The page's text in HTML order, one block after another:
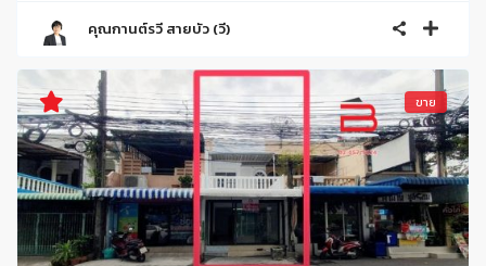
คุณกานต์รวี สายบัว (วี)
ขาย